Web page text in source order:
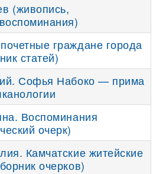
(живопись,
граждане города
статей)
Софья Набоко — прима
Воспоминания
очерк)
Камчатские житейские
очерков)